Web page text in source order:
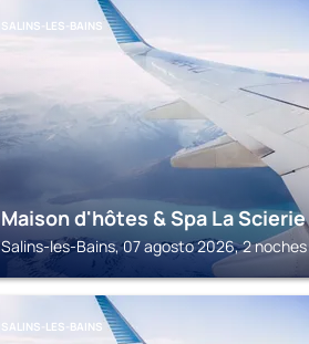
SALINS-LES-BAINS
Maison d'hôtes & Spa La Scierie
Salins-les-Bains, 07 agosto 2026, 2 noches
SALINS-LES-BAINS